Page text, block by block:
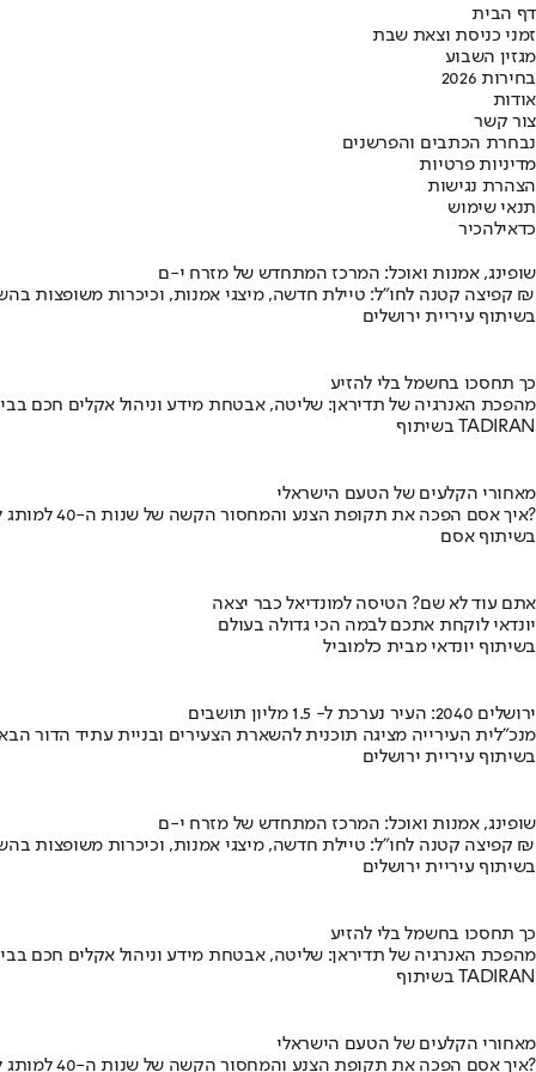
דף הבית
זמני כניסת וצאת שבת
מגזין השבוע
בחירות 2026
אודות
צור קשר
נבחרת הכתבים והפרשנים
מדיניות פרטיות
הצהרת נגישות
תנאי שימוש
כדאילהכיר
שופינג, אמנות ואוכל: המרכז המתחדש של מזרח י-ם
קפיצה קטנה לחו"ל: טיילת חדשה, מיצגי אמנות, וכיכרות משופצות בהשקעה של 100 מיליון ₪
בשיתוף עיריית ירושלים
כך תחסכו בחשמל בלי להזיע
מהפכת האנרגיה של תדיראן: שליטה, אבטחת מידע וניהול אקלים חכם
בשיתוף TADIRAN
מאחורי הקלעים של הטעם הישראלי
איך אסם הפכה את תקופת הצנע והמחסור הקשה של שנות ה-40 למותג לאומי?
בשיתוף אסם
אתם עוד לא שם? הטיסה למונדיאל כבר יצאה
יונדאי לוקחת אתכם לבמה הכי גדולה בעולם
בשיתוף יונדאי מבית כלמוביל
ירושלים 2040: העיר נערכת ל- 1.5 מליון תושבים
מנכ"לית העירייה מציגה תוכנית להשארת הצעירים ובניית עתיד הדור
בשיתוף עיריית ירושלים
שופינג, אמנות ואוכל: המרכז המתחדש של מזרח י-ם
קפיצה קטנה לחו"ל: טיילת חדשה, מיצגי אמנות, וכיכרות משופצות בהשקעה של 100 מיליון ₪
בשיתוף עיריית ירושלים
כך תחסכו בחשמל בלי להזיע
מהפכת האנרגיה של תדיראן: שליטה, אבטחת מידע וניהול אקלים חכם
בשיתוף TADIRAN
מאחורי הקלעים של הטעם הישראלי
איך אסם הפכה את תקופת הצנע והמחסור הקשה של שנות ה-40 למותג לאומי?